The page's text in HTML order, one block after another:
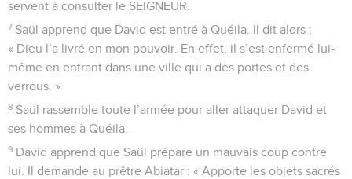
servent à consulter le SEIGNEUR.
7 Saül apprend que David est entré à Quéila. Il dit alors :
« Dieu l’a livré en mon pouvoir. En effet, il s’est enfermé lui-
même en entrant dans une ville qui a des portes et des
verrous. »
8 Saül rassemble toute l’armée pour aller attaquer David et
ses hommes à Quéila.
9 David apprend que Saül prépare un mauvais coup contre
lui. Il demande au prêtre Abiatar : « Apporte les objets sacrés